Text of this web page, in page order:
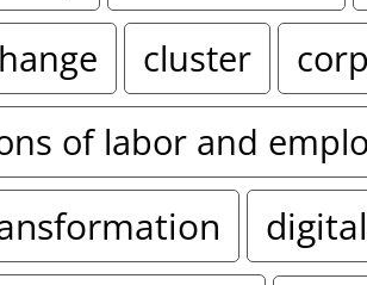
cluster
of labor and